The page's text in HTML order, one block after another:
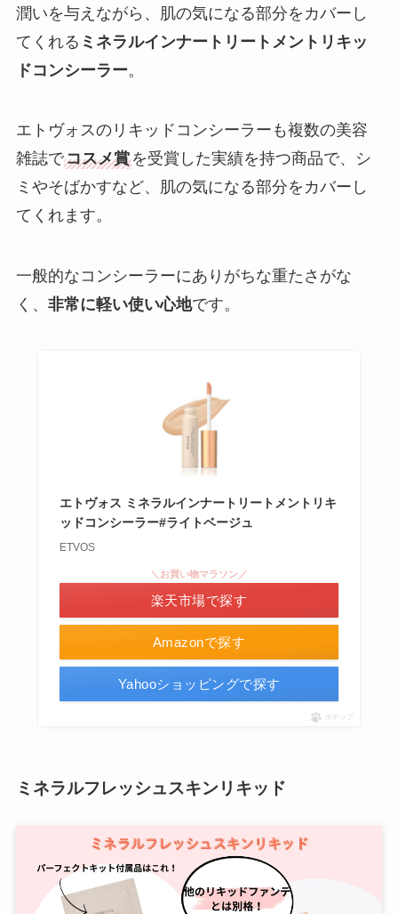
潤いを与えながら、肌の気になる部分をカバーし
てくれる ミネラルインナートリートメントリキッ
ドコンシーラー。
エトヴォスのリキッドコンシーラーも複数の美容
雑誌でコスメ賞を受賞した実績を持つ商品で、シ
ミやそばかすなど、肌の気になる部分をカバーし
てくれます。
一般的なコンシーラーにありがちな重たさがな
く、 非常に軽い使い心地です。
エトヴォス ミネラルインナートリートメントリキ
ッドコンシーラー#ライトベージュ
ETVOS
Amazonで探す
＼お買い物マラソン／
楽天市場で探す
Yahooショッピングで探す
ポチップ
ミネラルフレッシュスキンリキッド